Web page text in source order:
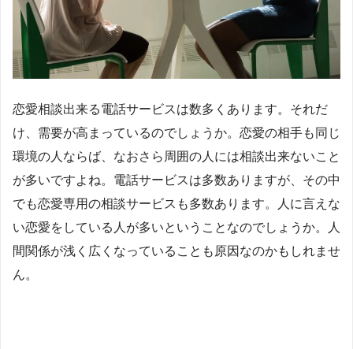
恋愛相談出来る電話サービスは数多くあります。それだ
け、需要が高まっているのでしょうか。恋愛の相手も同じ
環境の人ならば、なおさら周囲の人には相談出来ないこと
が多いですよね。電話サービスは多数ありますが、その中
でも恋愛専用の相談サービスも多数あります。人に言えな
い恋愛をしている人が多いということなのでしょうか。人
間関係が浅く広くなっていることも原因なのかもしれませ
ん。